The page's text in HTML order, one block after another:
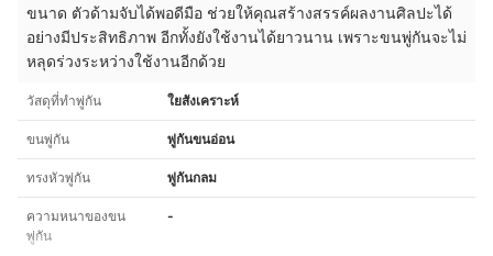
ขนาด ตัวด้ามจับได้พอดีมือ ช่วยให้คุณสร้างสรรค์ผลงานศิลปะได้
อย่างมีประสิทธิภาพ อีกทั้งยังใช้งานได้ยาวนาน เพราะขนพู่กันจะไม่
หลุดร่วงระหว่างใช้งานอีกด้วย
วัสดุที่ทำพู่กัน ใยสังเคราะห์
ขนพู่กัน พู่กันขนอ่อน
ทรงหัวพู่กัน พู่กันกลม
ความหนาของขน
พู่กัน
-